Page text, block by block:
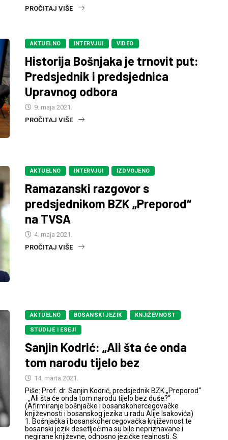
PROČITAJ VIŠE
AKTUELNO INTERVJUI VIDEO
Historija Bošnjaka je trnovit put:
Predsjednik i predsjednica
Upravnog odbora
9. maja 2021.
PROČITAJ VIŠE
AKTUELNO INTERVJUI IZDVOJENO
Ramazanski razgovor s
predsjednikom BZK „Preporod“
na TVSA
4. maja 2021.
PROČITAJ VIŠE
AKTUELNO BOSANSKI JEZIK KNJIŽEVNOST
STUDIJE I ESEJI
Sanjin Kodrić: „Ali šta će onda
tom narodu tijelo bez
14. marta 2021.
Piše: Prof. dr. Sanjin Kodrić, predsjednik BZK „Preporod“
„Ali šta će onda tom narodu tijelo bez duše?“
(Afirmiranje bošnjačke i bosanskohercegovačke
književnosti i bosanskog jezika u radu Alije Isakovića)
1. Bošnjačka i bosanskohercegovačka književnost te
bosanski jezik desetljećima su bile nepriznavane i
negirane književne, odnosno jezičke realnosti. S